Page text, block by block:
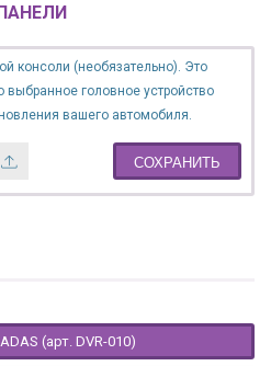
консоли (необязательно). Это
головное устройство
вашего автомобиля.
СОХРАНИТЬ
(арт. DVR-010)